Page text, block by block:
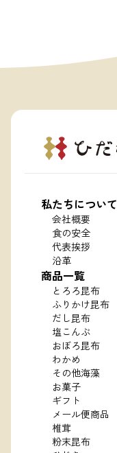
私たちについて
会社概要
食の安全
代表挨拶
沿革
商品一覧
とろろ昆布
ふりかけ昆布
だし昆布
塩こんぶ
おぼろ昆布
わかめ
その他海藻
お菓子
ギフト
メール便商品
椎茸
粉末昆布